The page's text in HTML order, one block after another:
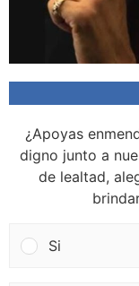
¿Apoyas
digno junto a
de lealtad,
Si